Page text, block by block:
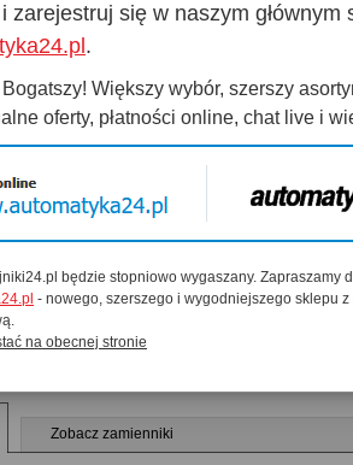
›IPS88-S2NO40-A2P
A2P
IPS88-S2NO40-A2P
Zobacz zamienniki
zarejestruj się w naszym głównym
.
Większy wybór, szerszy
oferty, płatności online, chat live i
będzie stopniowo wygaszany. Zapraszamy
- nowego, szerszego i wygodniejszego sklepu z
na obecnej stronie